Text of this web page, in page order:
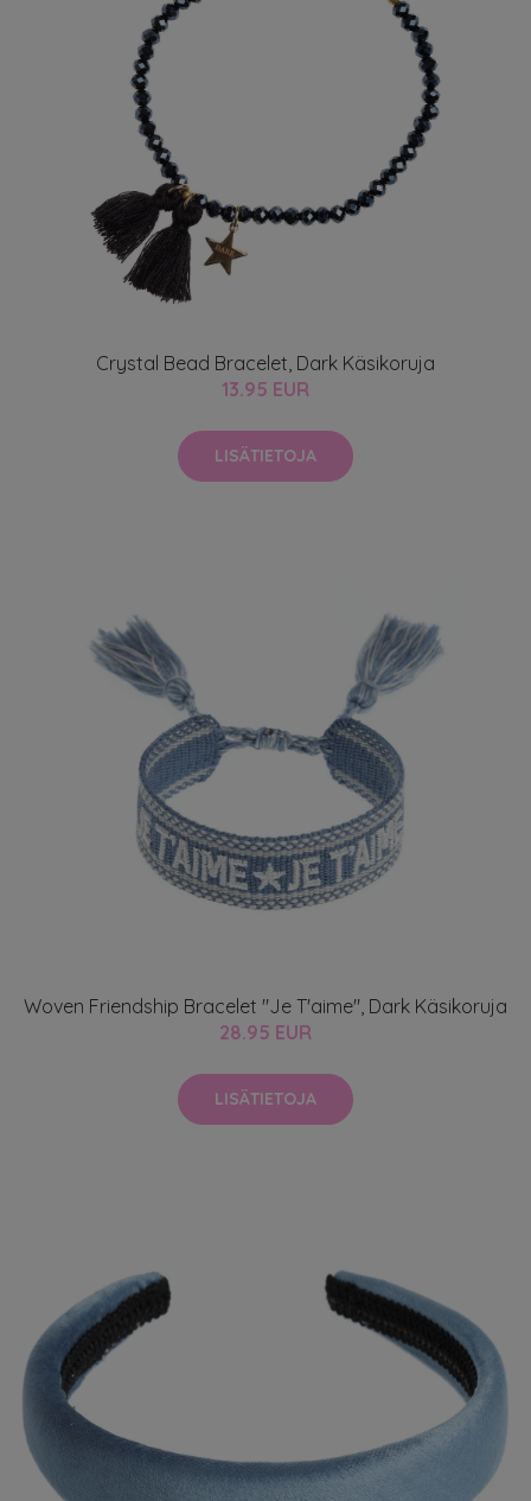
Crystal Bead Bracelet, Dark Käsikoruja
13.95 EUR
LISÄTIETOJA
Woven Friendship Bracelet "Je T'aime", Dark Käsikoruja
28.95 EUR
LISÄTIETOJA